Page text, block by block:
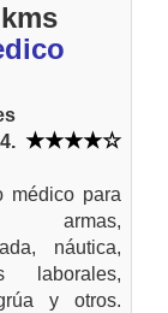
médico para
armas,
náutica,
laborales,
y otros.